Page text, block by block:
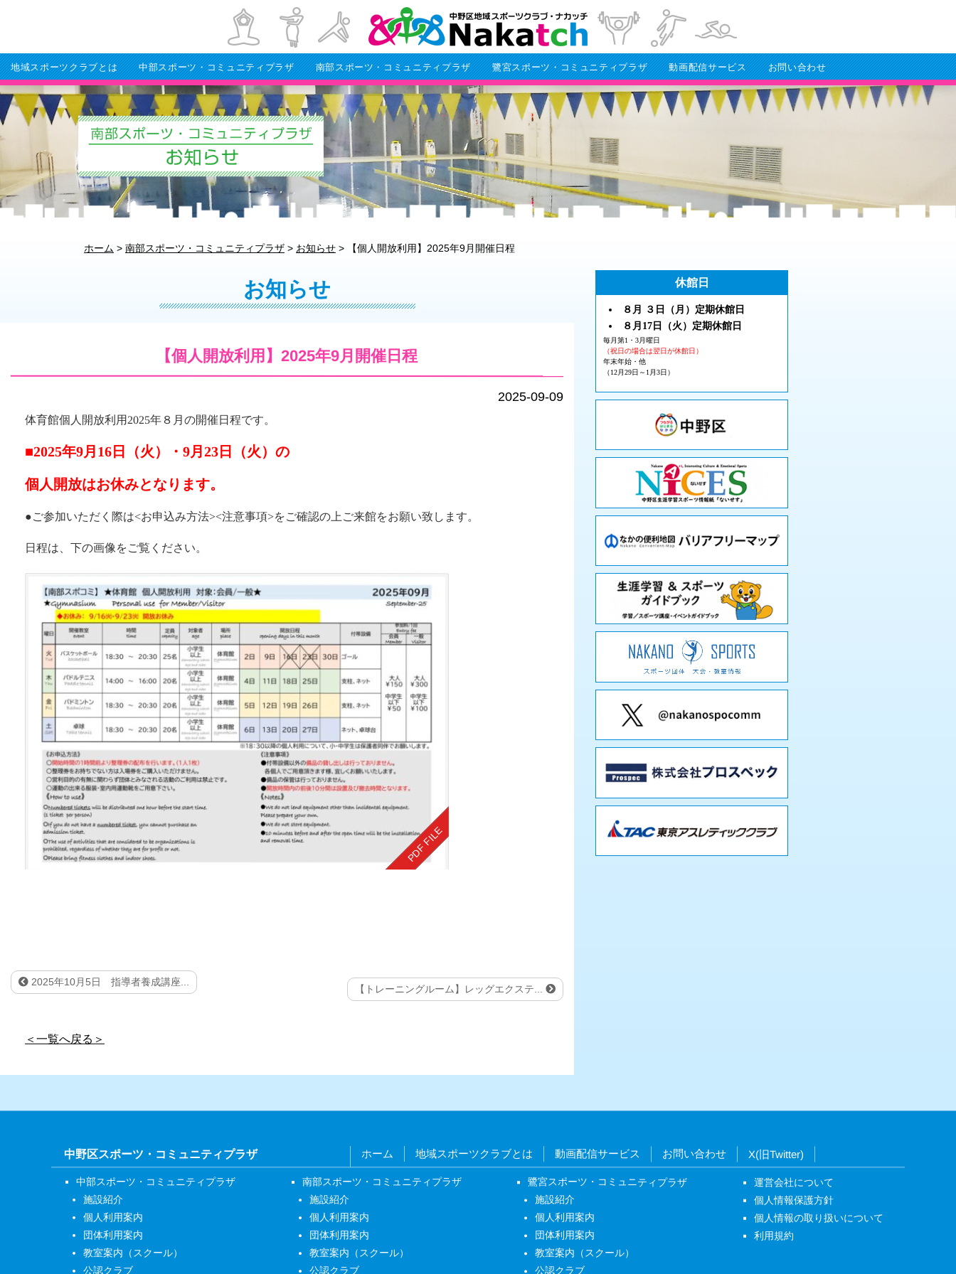
地域スポーツクラブとは 中部スポーツ・コミュニティプラザ 南部スポーツ・コミュニティプラザ 鷺宮スポーツ・コミュニティプラザ 動画配信サービス お問い合わせ
ホーム > 南部スポーツ・コミュニティプラザ > お知らせ > 【個人開放利用】2025年9月開催日程
お知らせ
【個人開放利用】2025年9月開催日程
2025-09-09
体育館個人開放利用2025年８月の開催日程です。
■2025年9月16日（火）・9月23日（火）の
個人開放はお休みとなります。
●ご参加いただく際は<お申込み方法><注意事項>をご確認の上ご来館をお願い致します。
日程は、下の画像をご覧ください。
2025年10月5日 指導者養成講座...
【トレーニングルーム】レッグエクステ...
＜一覧へ戻る＞
休館日
８月 ３ 日（月 ） 定期休館日
８月17日（火 ）定期休館日
毎月第1・3月曜日
（祝日の場合は翌日が休館日）
年末年始・他
（12月29日～1月3日）
中野区スポーツ・コミュニティプラザ ホーム 地域スポーツクラブとは 動画配信サービス お問い合わせ X(旧Twitter)
中部スポーツ・コミュニティプラザ
施設紹介
個人利用案内
団体利用案内
教室案内（スクール）
公認クラブ
南部スポーツ・コミュニティプラザ
施設紹介
個人利用案内
団体利用案内
教室案内（スクール）
公認クラブ
鷺宮スポーツ・コミュニティプラザ
施設紹介
個人利用案内
団体利用案内
教室案内（スクール）
公認クラブ
運営会社について
個人情報保護方針
個人情報の取り扱いについて
利用規約